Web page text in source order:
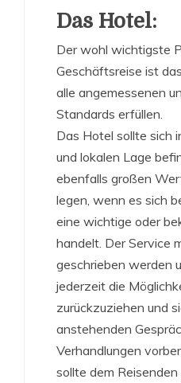
Das Hotel:
Der wohl wichtigste
Geschäftsreise ist
alle angemessenen
Standards erfüllen.
Das Hotel sollte sich
und lokalen Lage
ebenfalls großen
legen, wenn es sich
eine wichtige oder
handelt. Der Service
geschrieben werden
jederzeit die
zurückzuziehen und
anstehenden
Verhandlungen
sollte dem